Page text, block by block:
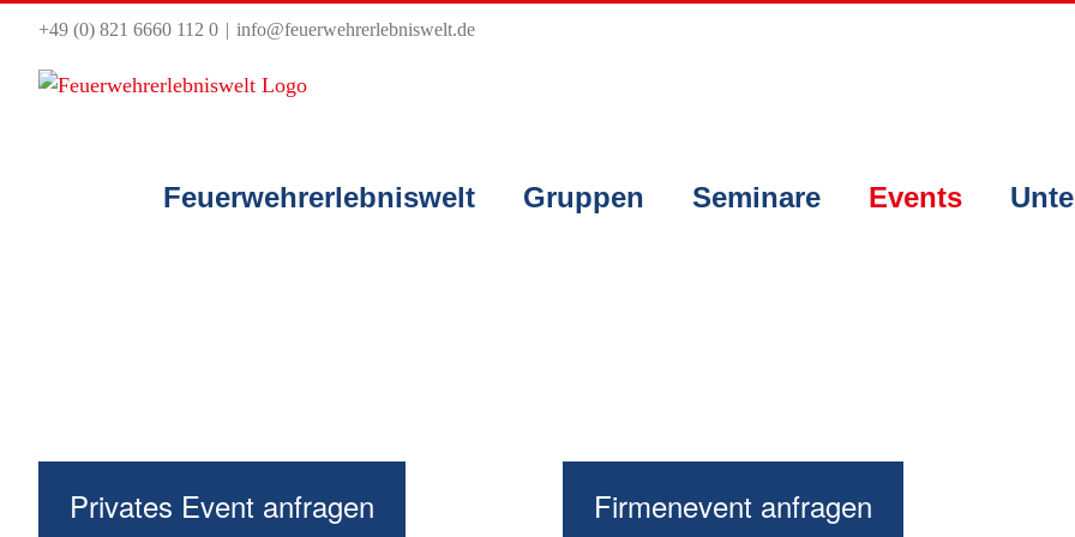
springen
+49 (0) 821 6660 112 0 | info@feuerwehrerlebniswelt.de
Feuerwehrerlebniswelt Gruppen Seminare Events
Privates Event anfragen Firmenevent anfragen